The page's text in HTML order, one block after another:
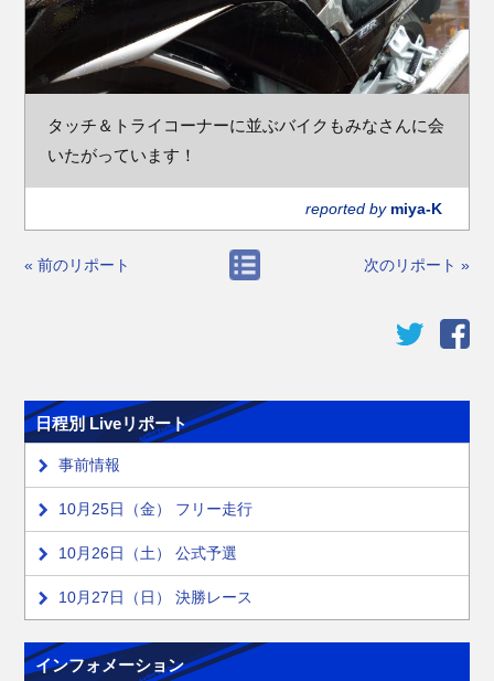
タッチ＆トライコーナーに並ぶバイクもみなさんに会
いたがっています！
reported by miya-K
« 前のリポート 次のリポート »
日程別 Liveリポート
事前情報
10月25日（金） フリー走行
10月26日（土） 公式予選
10月27日（日） 決勝レース
インフォメーション